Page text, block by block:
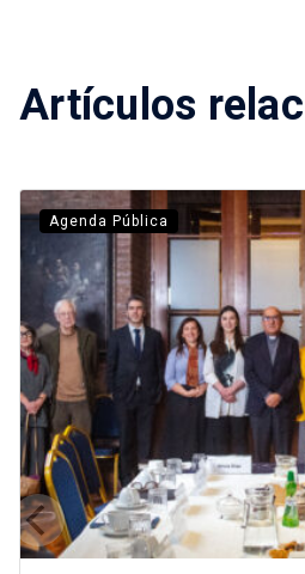
Artículos
Agenda Pública